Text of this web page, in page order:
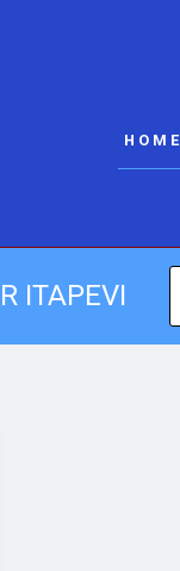
HOME
ITAPEVI